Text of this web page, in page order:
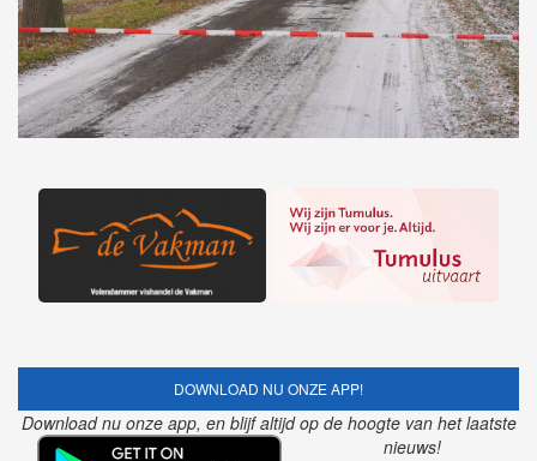
DOWNLOAD NU ONZE APP!
Download nu onze app, en blijf altijd op de hoogte van het laatste
nieuws!